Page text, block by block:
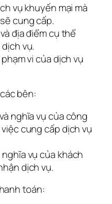
vụ khuyến mại mà
cung cấp.
địa điểm cụ thể
vụ.
vi của dịch vụ
bên:
nghĩa vụ của công
cung cấp dịch vụ
vụ của khách
dịch vụ.
toán: